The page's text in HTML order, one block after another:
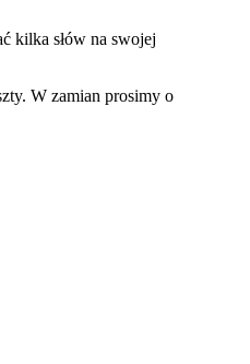
kilka słów na swojej
W zamian prosimy o